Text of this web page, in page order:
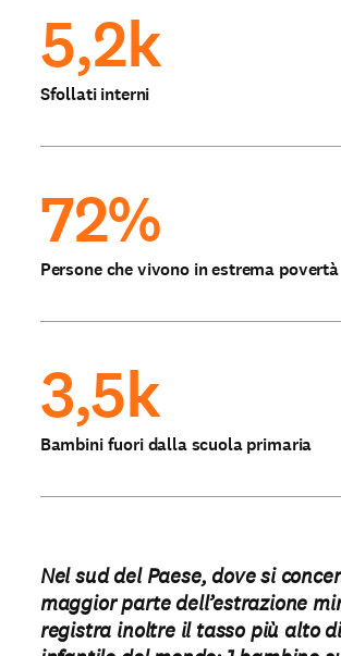
5,2k
Sfollati interni
72%
Persone che vivono in estrema povertà
3,5k
Bambini fuori dalla scuola primaria
Nel sud del Paese, dove si
maggior parte dell’estrazione
registra inoltre il tasso più alto